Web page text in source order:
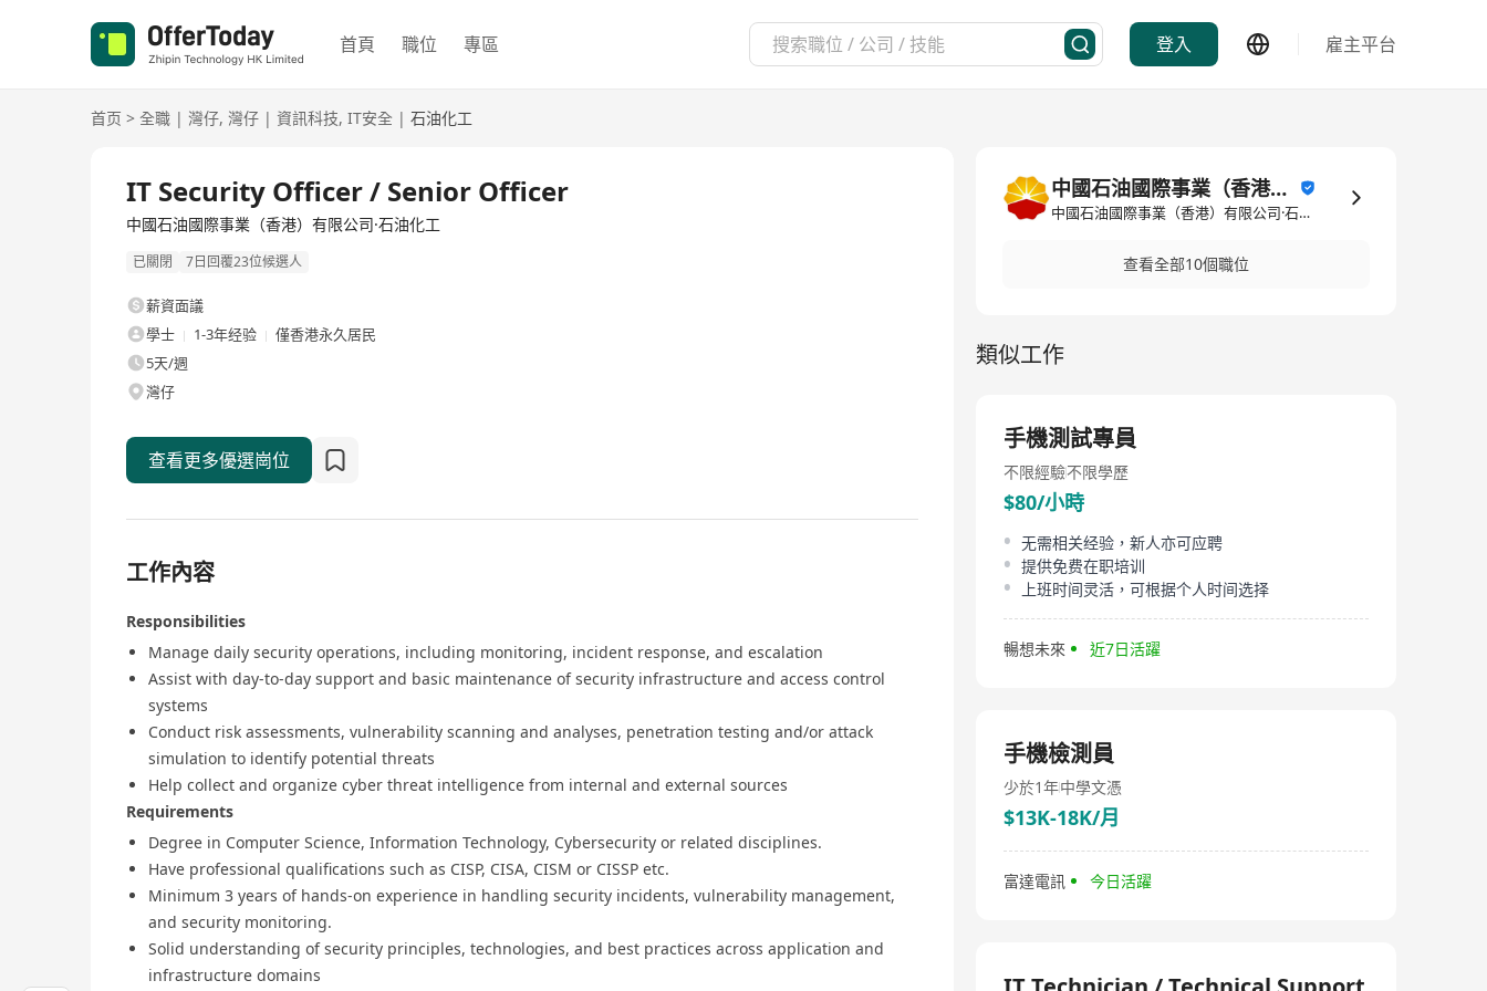
首頁 職位 專區 登入 雇主平台
首页 > 全職 | 灣仔, 灣仔 | 資訊科技, IT安全 | 石油化工
IT Security Officer / Senior Officer
中國石油國際事業（香港）有限公司·石油化工
已關閉 7日回覆23位候選人
薪資面議
學士
1-3年经验
僅香港永久居民
5天/週
灣仔
查看更多優選崗位
工作內容
Responsibilities
Manage daily security operations, including monitoring, incident response, and escalation
Assist with day-to-day support and basic maintenance of security infrastructure and access control
systems
Conduct risk assessments, vulnerability scanning and analyses, penetration testing and/or attack
simulation to identify potential threats
Help collect and organize cyber threat intelligence from internal and external sources
Requirements
Degree in Computer Science, Information Technology, Cybersecurity or related disciplines.
Have professional qualifications such as CISP, CISA, CISM or CISSP etc.
Minimum 3 years of hands-on experience in handling security incidents, vulnerability management,
and security monitoring.
Solid understanding of security principles, technologies, and best practices across application and
infrastructure domains
中國石油國際事業（香港）有限公司
中國石油國際事業（香港）有限公司·石油化工
查看全部10個職位
類似工作
手機測試專員
不限經驗不限學歷
$80/小時
无需相关经验，新人亦可应聘
提供免费在职培训
上班时间灵活，可根据个人时间选择
暢想未來 近7日活躍
手機檢測員
少於1年中學文憑
$13K-18K/月
富達電訊 今日活躍